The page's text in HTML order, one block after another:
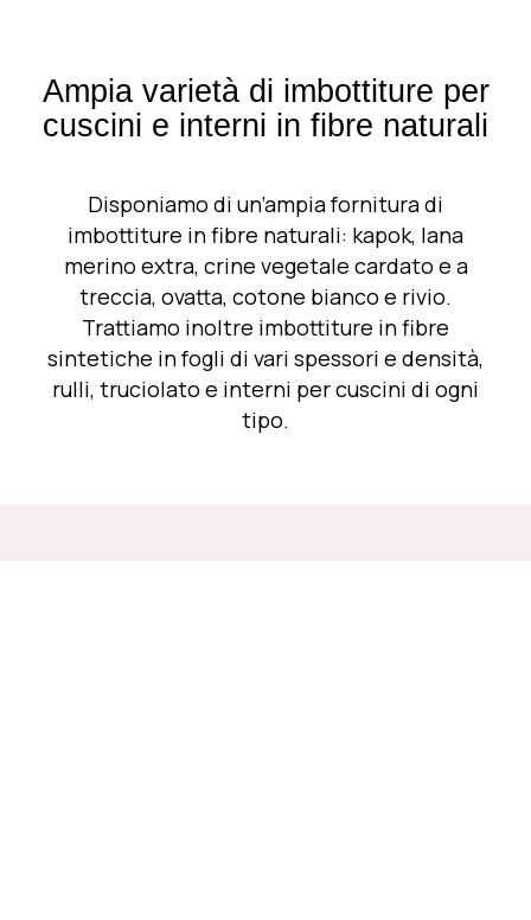
Ampia varietà di imbottiture per
cuscini e interni in fibre naturali
Disponiamo di un’ampia fornitura di
imbottiture in fibre naturali: kapok, lana
merino extra, crine vegetale cardato e a
treccia, ovatta, cotone bianco e rivio.
Trattiamo inoltre imbottiture in fibre
sintetiche in fogli di vari spessori e densità,
rulli, truciolato e interni per cuscini di ogni
tipo.